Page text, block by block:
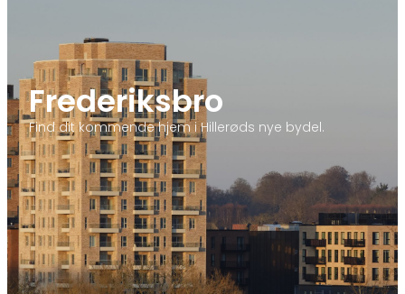
Frederiksbro
Find dit kommende hjem i Hillerøds nye bydel.